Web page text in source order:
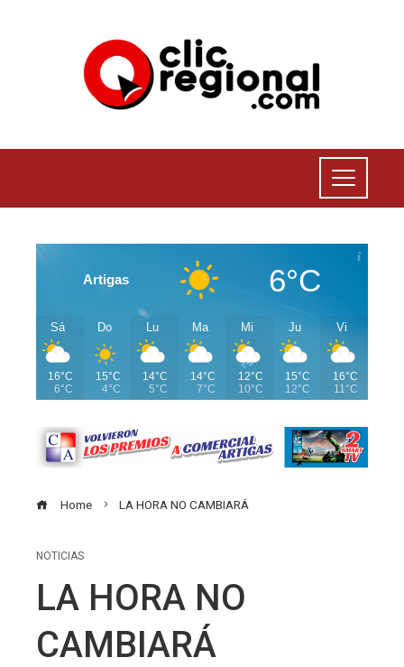
Artigas 6°C
Sá
16°C
6°C
Do
15°C
4°C
Lu
14°C
5°C
Ma
14°C
7°C
Mi
12°C
10°C
Ju
15°C
12°C
Vi
16°C
11°C
Home LA HORA NO CAMBIARÁ
NOTICIAS
LA HORA NO
CAMBIARÁ